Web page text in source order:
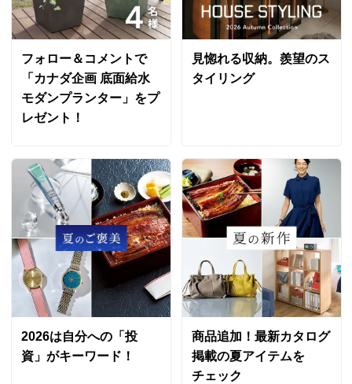
お客様のお声をもとに、新しい商品の開発も進めて
まいります。
茨城県
宝しています。作りもしっかりしています。ただ、横棒
の間隔がもう少し狭いと小さめの鉢も安定を考えずに置
けてさらにいいのにと思いました。
2024/05/06
商品担当者より
コメントを頂戴しありがとうございます。
さらに喜んでいただける商品にできるよう、いただ
きましたご要望を今後の参考にさせていただきま
フォロー＆コメントで
「カナダ企画 底面給水
モダンプランター」をプ
レゼント！
見惚れる収納。羨望のス
タイリング
2026は自分への「投
資」がキーワード！
商品追加！最新カタログ
掲載の夏アイテムを
チェック